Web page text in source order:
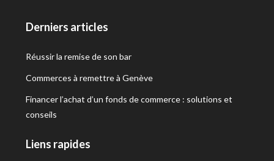
Derniers articles
Réussir la remise de son bar
Commerces à remettre à Genève
Financer l’achat d’un fonds de commerce : solutions et
conseils
Liens rapides